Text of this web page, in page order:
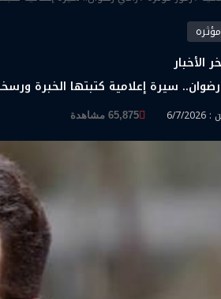
الأخبار
سيرة إعلامية كتبتها الخبرة
2026 65,875 مشاهدة